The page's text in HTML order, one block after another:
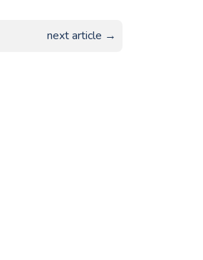
next article →